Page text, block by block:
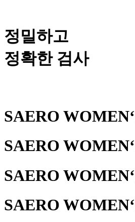
정밀하고
정확한 검사
SAERO
SAERO
SAERO
SAERO